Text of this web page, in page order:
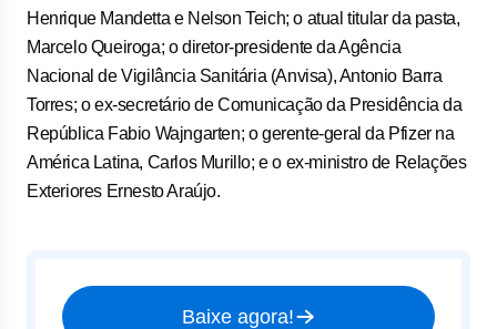
Henrique Mandetta e Nelson Teich; o atual titular da pasta,
Marcelo Queiroga; o diretor-presidente da Agência
Nacional de Vigilância Sanitária (Anvisa), Antonio Barra
Torres; o ex-secretário de Comunicação da Presidência da
República Fabio Wajngarten; o gerente-geral da Pfizer na
América Latina, Carlos Murillo; e o ex-ministro de Relações
Exteriores Ernesto Araújo.
Baixe agora!